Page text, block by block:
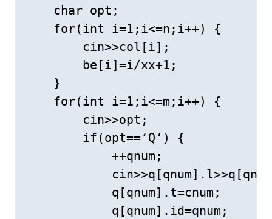
    char opt;
    for(int i=1;i<=n;i++) {
        cin>>col[i];
        be[i]=i/xx+1;
    }
    for(int i=1;i<=m;i++) {
        cin>>opt;
        if(opt==‘Q‘) {
            ++qnum;
            q[qnum].t=cnum;
            q[qnum].id=qnum;